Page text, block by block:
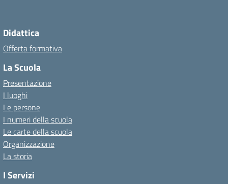
Didattica
Offerta formativa
La Scuola
Presentazione
I luoghi
Le persone
I numeri della scuola
Le carte della scuola
Organizzazione
La storia
I Servizi